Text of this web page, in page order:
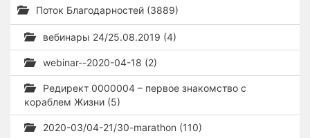
Поток Благодарностей (3889)
вебинары 24/25.08.2019 (4)
webinar--2020-04-18 (2)
Редирект 0000004 – первое знакомство с
кораблем Жизни (5)
2020-03/04-21/30-marathon (110)